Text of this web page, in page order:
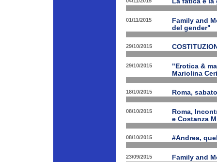
01/11/2015
Family and
del gender"
29/10/2015
29/10/2015
"Erotica &
Mariolina
18/10/2015 Roma,
08/10/2015
Roma,
e Costanza
08/10/2015 #Andrea,
23/09/2015 Family and